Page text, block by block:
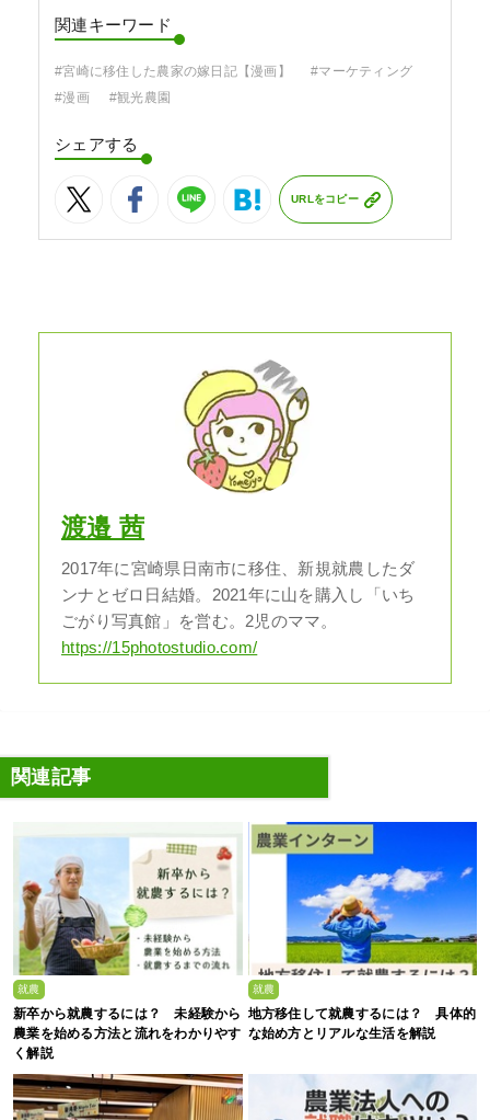
関連キーワード
#宮崎に移住した農家の嫁日記【漫画】
#マーケティング
#漫画
#観光農園
シェアする
URLをコピー
渡邉 茜
2017年に宮崎県日南市に移住、新規就農したダ
ンナとゼロ日結婚。2021年に山を購入し「いち
ごがり写真館」を営む。2児のママ。
https://15photostudio.com/
関連記事
就農
新卒から就農するには？ 未経験から
農業を始める方法と流れをわかりやす
く解説
就農
地方移住して就農するには？ 具体的
な始め方とリアルな生活を解説